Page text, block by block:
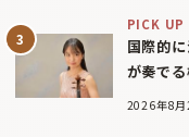
PICK UP
国際的
が奏で
2026年8月